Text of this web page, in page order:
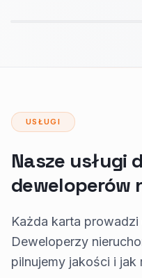
USŁUGI
Nasze usługi
deweloperów
Każda karta
Deweloperzy
pilnujemy jakości i jak